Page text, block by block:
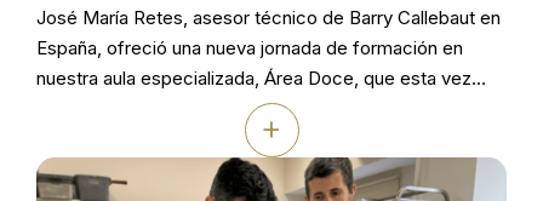
José María Retes, asesor técnico de Barry Callebaut en
España, ofreció una nueva jornada de formación en
nuestra aula especializada, Área Doce, que esta vez
estuvo dedicada al trabajo profesional con chocolate de
colores. Durante la sesión se explicó cómo utilizar la
gama de cinco tonalidades de Callebaut —negro, leche,
+